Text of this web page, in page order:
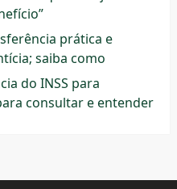
prática e
saiba como
do INSS para
consultar e entender